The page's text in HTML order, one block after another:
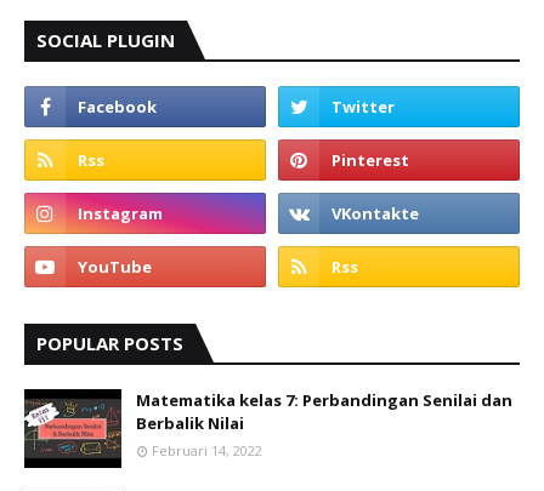
SOCIAL PLUGIN
POPULAR POSTS
Matematika kelas 7: Perbandingan Senilai dan
Berbalik Nilai
Februari 14, 2022